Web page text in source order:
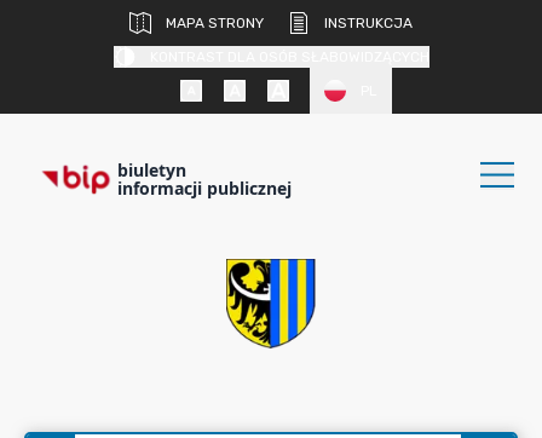
MAPA STRONY
INSTRUKCJA
biuletyn
informacji publicznej